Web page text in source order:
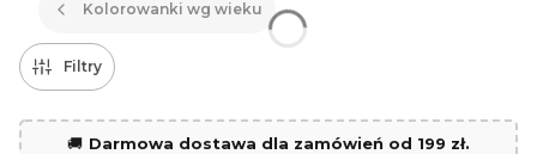
Kolorowanki wg wieku
Filtry
🚚 Darmowa dostawa dla zamówień od 199 zł.